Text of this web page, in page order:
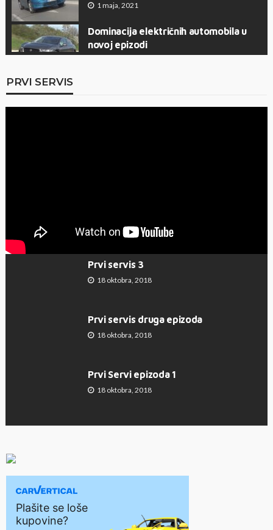
1 maja, 2021
Dominacija električnih automobila u
novoj epizodi
PRVI SERVIS
Prvi servis 3
18 oktobra, 2018
Prvi servis druga epizoda
18 oktobra, 2018
Prvi Servi epizoda 1
18 oktobra, 2018